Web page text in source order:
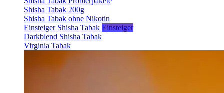
Shisha Tabak 200g
Shisha Tabak ohne Nikotin
Einsteiger Shisha Tabak Einsteiger
Darkblend Shisha Tabak
Virginia Tabak